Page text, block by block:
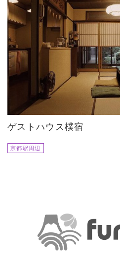
ゲストハウス樸宿
京都駅周辺